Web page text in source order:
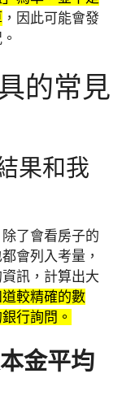
，因此可能會發
的常見
果和我
了會看房子的
會列入考量，
訊，計算出大
較精確的數
行詢問。
金平均